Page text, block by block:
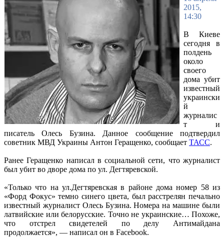
2015,
14:30
В Киеве
сегодня в
полдень
около
своего
дома убит
известный
украински
й
журналис
т и
писатель Олесь Бузина. Данное сообщение подтвердил
советник МВД Украины Антон Геращенко, сообщает ТАСС.
Ранее Геращенко написал в социальной сети, что журналист
был убит во дворе дома по ул. Дегтяревской.
«Только что на ул.Дегтяревская в районе дома номер 58 из
«Форд Фокус» темно синего цвета, был расстрелян печально
известный журналист Олесь Бузина. Номера на машине были
латвийские или белорусские. Точно не украинские… Похоже,
что отстрел свидетелей по делу Антимайдана
продолжается», — написал он в Facebook.